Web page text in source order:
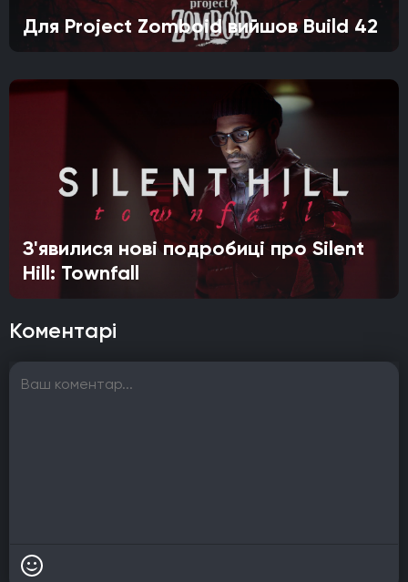
Для Project Zomboid вийшов Build 42
З'явилися нові подробиці про Silent
Hill: Townfall
Коментарі